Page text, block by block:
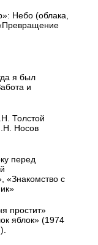
Небо (облака,
я был
и
Толстой
Носов
перед
«Знакомство с
простит»
яблок» (1974